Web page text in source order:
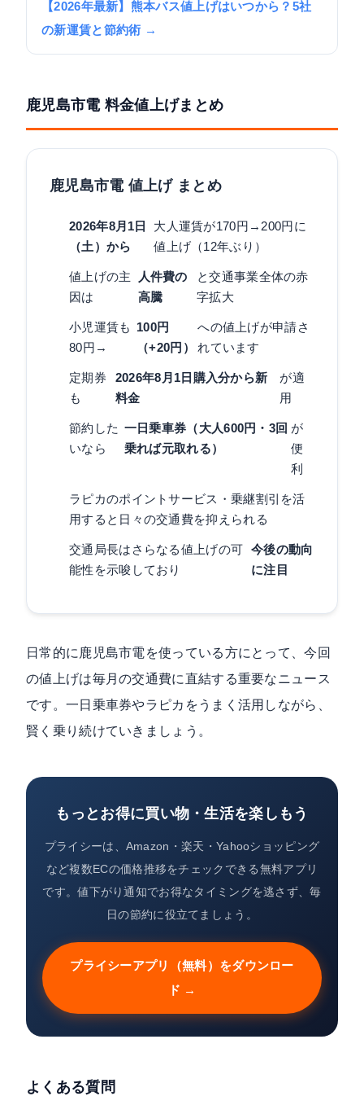
【2026年最新】熊本バス値上げはいつから？5社
の新運賃と節約術 →
鹿児島市電 料金値上げまとめ
鹿児島市電 値上げ まとめ
2026年8月1日
（土）から
大人運賃が170円→200円に
値上げ（12年ぶり）
値上げの主
因は
人件費の
高騰
と交通事業全体の赤
字拡大
小児運賃も
80円→
100円
（+20円）
への値上げが申請さ
れています
定期券
も
2026年8月1日購入分から新
料金
が適
用
節約した
いなら
一日乗車券（大人600円・3回
乗れば元取れる）
が
便
利
ラピカのポイントサービス・乗継割引を活
用すると日々の交通費を抑えられる
交通局長はさらなる値上げの可
能性を示唆しており
今後の動向
に注目
日常的に鹿児島市電を使っている方にとって、今回
の値上げは毎月の交通費に直結する重要なニュース
です。一日乗車券やラピカをうまく活用しながら、
賢く乗り続けていきましょう。
もっとお得に買い物・生活を楽しもう
プライシーは、Amazon・楽天・Yahooショッピング
など複数ECの価格推移をチェックできる無料アプリ
です。値下がり通知でお得なタイミングを逃さず、毎
日の節約に役立てましょう。
プライシーアプリ（無料）をダウンロー
ド →
よくある質問